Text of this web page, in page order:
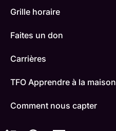
Grille horaire
Faites un don
Carrières
TFO Apprendre à la maison
Comment nous capter
Contactez-nous